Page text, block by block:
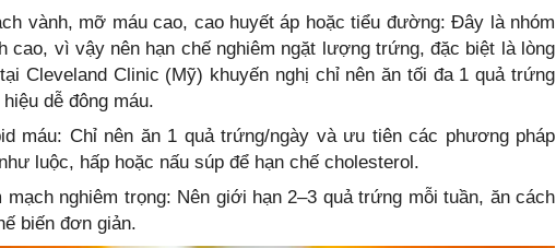
vành, mỡ máu cao, cao huyết áp hoặc tiểu đường: Đây là nhóm
cao, vì vậy nên hạn chế nghiêm ngặt lượng trứng, đặc biệt là lòng
Cleveland Clinic (Mỹ) khuyến nghị chỉ nên ăn tối đa 1 quả trứng
dễ đông máu.
máu: Chỉ nên ăn 1 quả trứng/ngày và ưu tiên các phương pháp
luộc, hấp hoặc nấu súp để hạn chế cholesterol.
nghiêm trọng: Nên giới hạn 2–3 quả trứng mỗi tuần, ăn cách
biến đơn giản.